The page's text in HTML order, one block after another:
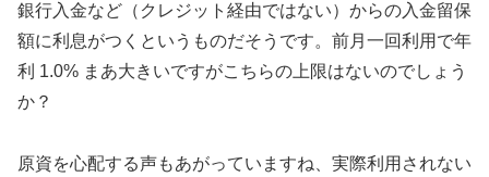
銀行入金など（クレジット経由ではない）からの入金留保
額に利息がつくというものだそうです。前月一回利用で年
利 1.0% まあ大きいですがこちらの上限はないのでしょう
か？
原資を心配する声もあがっていますね、実際利用されない